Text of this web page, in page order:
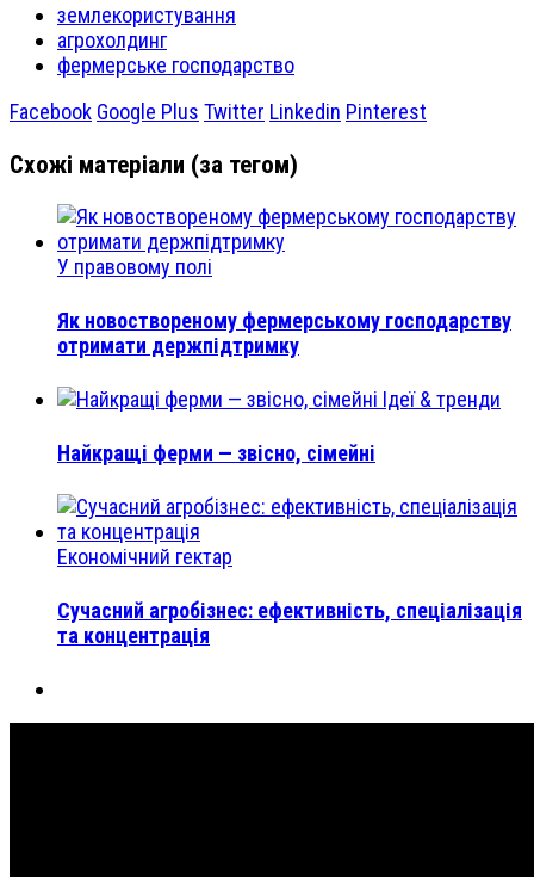
землекористування
агрохолдинг
фермерське господарство
Facebook Google Plus Twitter Linkedin Pinterest
Схожі матеріали (за тегом)
У правовому полі
Як новоствореному фермерському господарству
отримати держпідтримку
Ідеї & тренди
Найкращі ферми — звісно, сімейні
Економічний гектар
Сучасний агробізнес: ефективність, спеціалізація
та концентрація